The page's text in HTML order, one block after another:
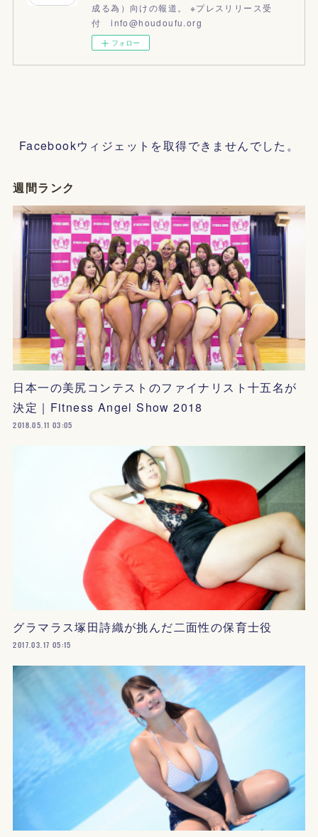
成る為）向けの報道。 ※プレスリリース受
付 info@houdoufu.org
フォロー
Facebookウィジェットを取得できませんでした。
週間ランク
日本一の美尻コンテストのファイナリスト十五名が
決定｜Fitness Angel Show 2018
2018.05.11 03:05
グラマラス塚田詩織が挑んだ二面性の保育士役
2017.03.17 05:15